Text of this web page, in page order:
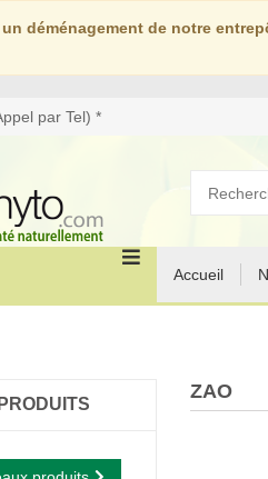
déménagement de notre
par Tel) *
Accueil
ZAO